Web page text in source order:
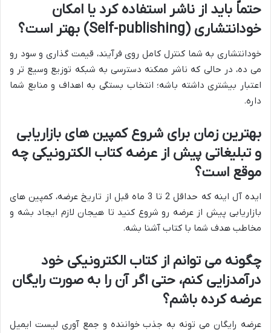
حتماً باید از ناشر استفاده کرد یا امکان
خودانتشاری (Self-publishing) بهتر است؟
خودانتشاری به شما کنترل کامل روی فرآیند، قیمت گذاری و سود رو
می ده، در حالی که ناشر ممکنه دسترسی به شبکه توزیع وسیع تر و
اعتبار بیشتری داشته باشه؛ انتخاب بستگی به اهداف و منابع شما
داره.
بهترین زمان برای شروع کمپین های بازاریابی
و تبلیغاتی پیش از عرضهکتاب الکترونیکی چه
موقع است؟
ایده آل اینه که حداقل 2 تا 3 ماه قبل از تاریخ عرضه، کمپین های
بازاریابی پیش از عرضه رو شروع کنید تا هیجان لازم ایجاد بشه و
مخاطب هدف شما با کتاب آشنا بشه.
چگونه می توانم ازکتاب الکترونیکی خود
درآمدزایی کنم، حتی اگر آن را به صورت رایگان
عرضه کرده باشم؟
عرضه رایگان می تونه به جذب خواننده و جمع آوری لیست ایمیل